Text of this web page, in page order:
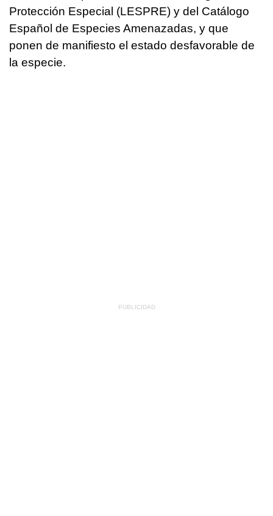
Protección Especial (LESPRE) y del Catálogo
Español de Especies Amenazadas, y que
ponen de manifiesto el estado desfavorable de
la especie.